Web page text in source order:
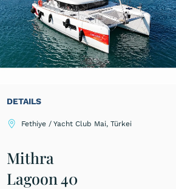
DETAILS
Fethiye / Yacht Club Mai, Türkei
Mithra
Lagoon 40